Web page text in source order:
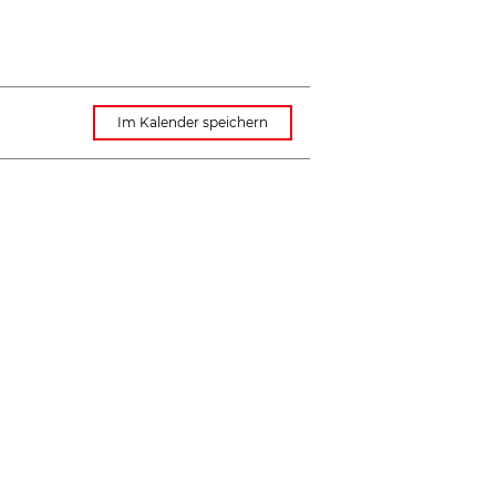
Im Kalender speichern